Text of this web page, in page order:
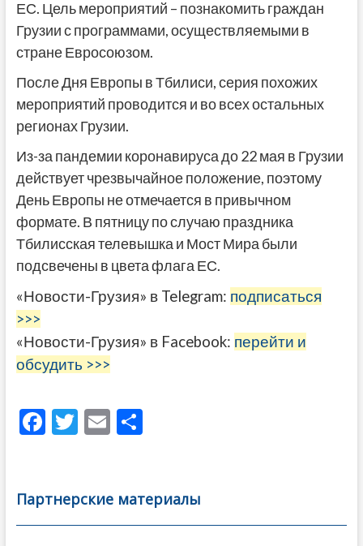
ЕС. Цель мероприятий – познакомить граждан
Грузии с программами, осуществляемыми в
стране Евросоюзом.
После Дня Европы в Тбилиси, серия похожих
мероприятий проводится и во всех остальных
регионах Грузии.
Из-за пандемии коронавируса до 22 мая в Грузии
действует чрезвычайное положение, поэтому
День Европы не отмечается в привычном
формате. В пятницу по случаю праздника
Тбилисская телевышка и Мост Мира были
подсвечены в цвета флага ЕС.
«Новости-Грузия» в Telegram: подписаться
>>>
«Новости-Грузия» в Facebook: перейти и
обсудить >>>
F
b
o
T
er
E
l
О
а
в
Партнерские материалы